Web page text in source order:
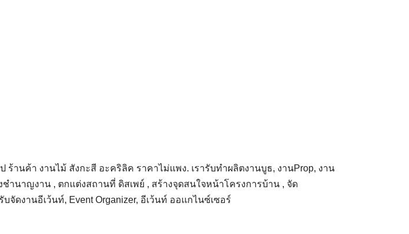
านค้า งานไม้ สังกะสี อะคริลิค ราคาไม่แพง. เรารับทำผลิตงานบูธ, งานProp, งาน
ำนาญงาน , ตกแต่งสถานที่ ดิสเพย์ , สร้างจุดสนใจหน้าโครงการบ้าน , จัด
จัดงานอีเว้นท์, Event Organizer, อีเว้นท์ ออเเกไนซ์เซอร์